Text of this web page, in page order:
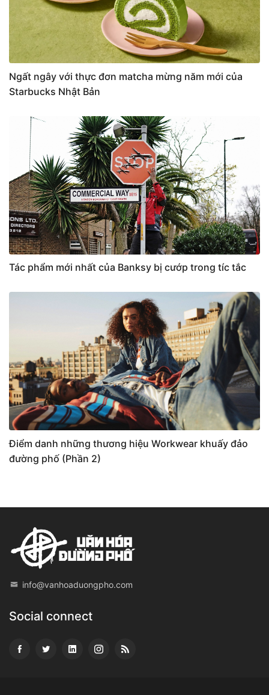
Ngất ngây với thực đơn matcha mừng năm mới của
Starbucks Nhật Bản
Tác phẩm mới nhất của Banksy bị cướp trong tíc tắc
Điểm danh những thương hiệu Workwear khuấy đảo
đường phố (Phần 2)
info@vanhoaduongpho.com
Social connect